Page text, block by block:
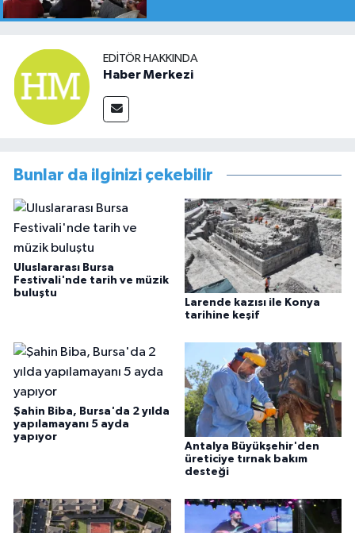
EDITÖR HAKKINDA
Haber Merkezi
Bunlar da ilginizi çekebilir
Uluslararası Bursa
Festivali'nde tarih ve müzik
buluştu
Larende kazısı ile Konya
tarihine keşif
Şahin Biba, Bursa'da 2 yılda
yapılamayanı 5 ayda
yapıyor
Antalya Büyükşehir'den
üreticiye tırnak bakım
desteği